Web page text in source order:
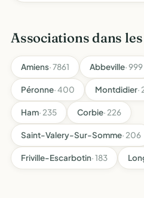
Associations dans
Amiens· 7861 Abbeville· 999
Péronne· 400 Montdidier·
Ham· 235 Corbie· 226
Saint-Valery-Sur-Somme· 206
Friville-Escarbotin· 183